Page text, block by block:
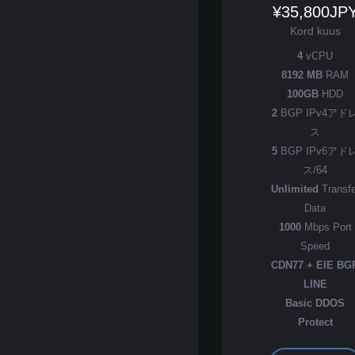
Kord kuus
4 vCPU
8192 MB RAM
100GB HDD
2 BGP IPv4アド
ス
5 BGP IPv6アド
ス/64
Unlimited
Data
1000Mbps Port
Speed
CDN77 + EIE
LINE
Basic DDOS
Protect